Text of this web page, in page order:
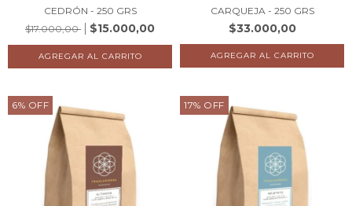
CEDRÓN - 250 GRS
$17.000,00
$15.000,00
CARQUEJA - 250 GRS
$33.000,00
6% OFF 17% OFF